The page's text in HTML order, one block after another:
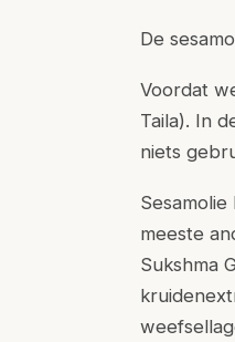
De
Voordat
Taila). In
niets
meeste
Sukshma